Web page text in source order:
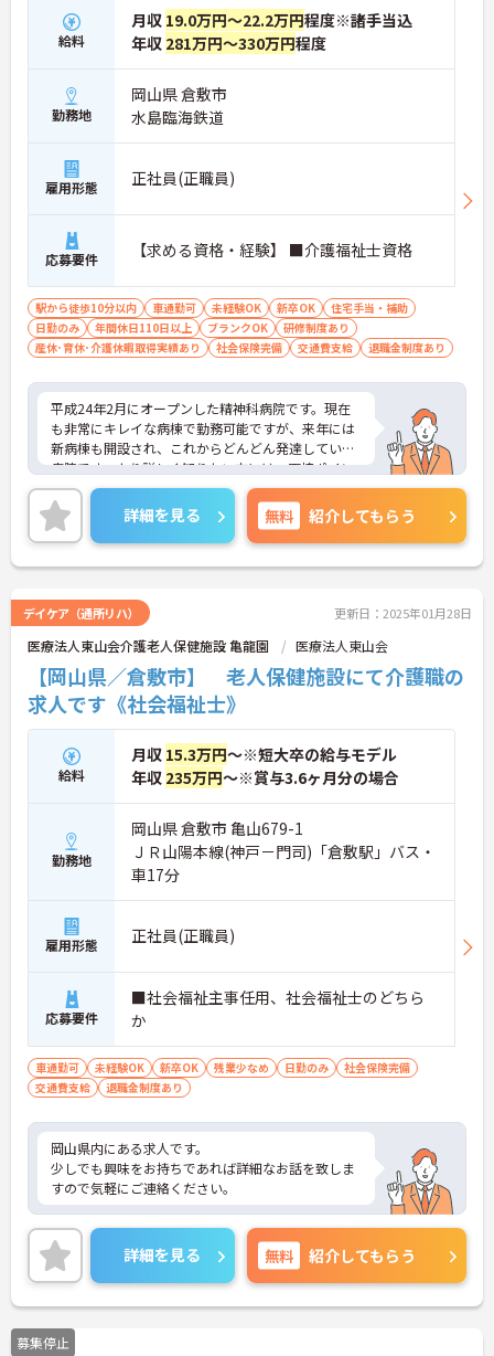
給料
月収 19.0万円～22.2万円程度※諸手当込
年収 281万円～330万円程度
勤務地
岡山県 倉敷市
水島臨海鉄道
雇用形態 正社員(正職員)
応募要件 【求める資格・経験】 ■介護福祉士資格
駅から徒歩10分以内 車通勤可 未経験OK 新卒OK
住宅手当・補助
日勤のみ
年間休日110日以上 ブランクOK
研修制度あり
産休･育休･介護休暇取得実績あり
社会保険完備 交通費支給 退職金制度あり
平成24年2月にオープンした精神科病院です。現在
も非常にキレイな病棟で勤務可能ですが、来年には
新病棟も開設され、これからどんどん発達していく
病院です。より詳しく知りたい方には、面接ポイン
トや求人の詳細をお伝えいたしますので、お問い合
わせください詳細を見る 無料 紹介してもらう
デイケア（通所リハ） 更新日：2025年01月28日
医療法人東山会介護老人保健施設 亀龍園 医療法人東山会
【岡山県／倉敷市】 老人保健施設にて介護職の
求人です《社会福祉士》
給料
月収 15.3万円～※短大卒の給与モデル
年収 235万円～※賞与3.6ヶ月分の場合
勤務地
岡山県 倉敷市 亀山679-1
ＪＲ山陽本線(神戸－門司)「倉敷駅」バス・
車17分
雇用形態 正社員(正職員)
応募要件
■社会福祉主事任用、社会福祉士のどちら
か
車通勤可 未経験OK 新卒OK 残業少なめ 日勤のみ
社会保険完備
交通費支給
退職金制度あり
岡山県内にある求人です。
少しでも興味をお持ちであれば詳細なお話を致しま
すので気軽にご連絡ください。
詳細を見る 無料 紹介してもらう
募集停止